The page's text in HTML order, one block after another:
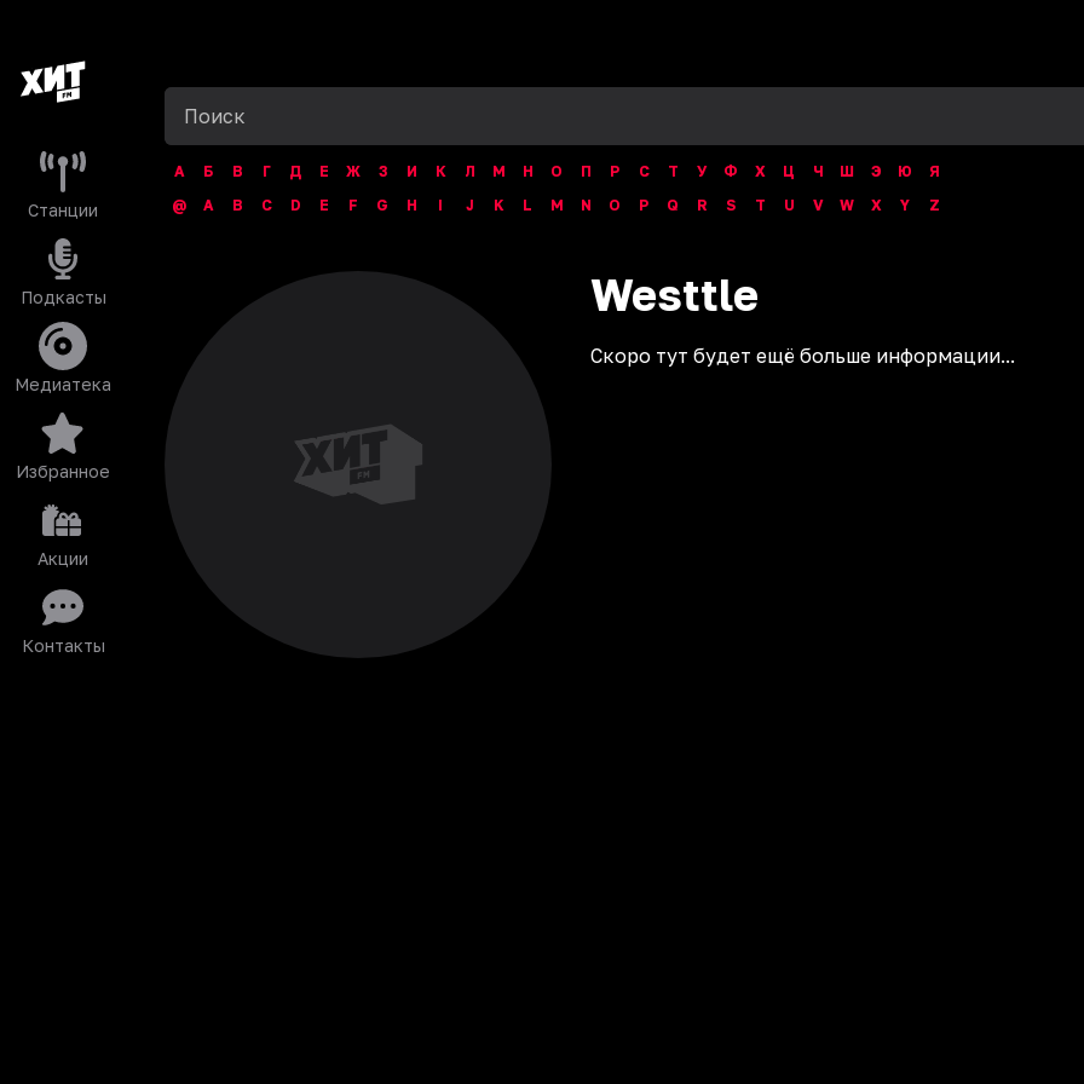
Станции
Подкасты
Медиатека
Избранное
Акции
Контакты
А Б В Г Д Е Ж З И К Л М Н О П Р С Т У Ф Х Ц Ч Ш Э Ю
Я
@
A B C D E F G H I J K L M N O P Q R S T U V W X Y Z
Westtle
Скоро тут будет ещё больше информации...